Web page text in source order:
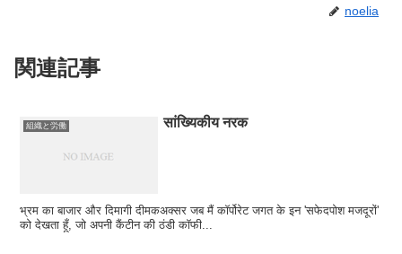
noelia
関連記事
組織と労働 सांख्यिकीय नरक
भ्रम का बाजार और दिमागी दीमकअक्सर जब मैं कॉर्पोरेट जगत के इन 'सफेदपोश मजदूरों'
को देखता हूँ, जो अपनी कैंटीन की ठंडी कॉफी...